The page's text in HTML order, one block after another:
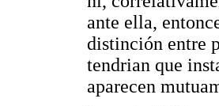
ante ella,
distinción entre
tendrian que
aparecen